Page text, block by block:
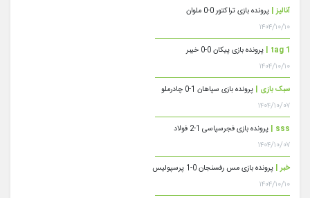
آنالیز | پرونده بازی تراکتور 0-0 ملوان
۱۴۰۴/۱۰/۱۰
tag 1 | پرونده بازی پیکان 0-0 خیبر
۱۴۰۴/۱۰/۱۰
سبک بازی | پرونده بازی سپاهان 1-0 چادرملو
۱۴۰۴/۱۰/۰۷
sss | پرونده بازی فجرسپاسی 1-2 فولاد
۱۴۰۴/۱۰/۰۷
خبر | پرونده بازی مس رفسنجان 0-1 پرسپولیس
۱۴۰۴/۱۰/۱۰